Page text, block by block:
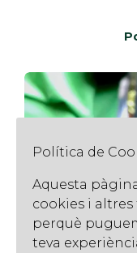
Política de
Aquesta
cookies i
perquè
teva